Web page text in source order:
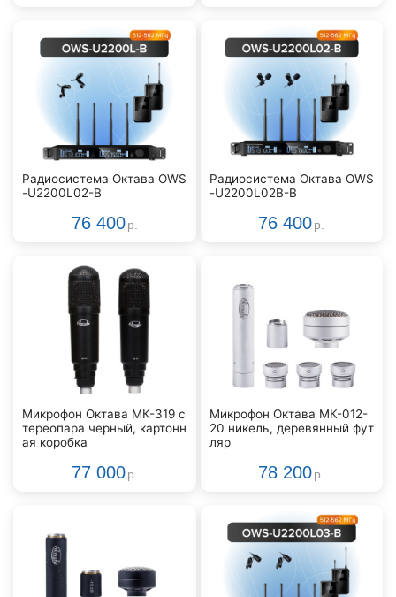
Радиосистема Октава OWS
-U2200L02-B
76 400 р.
Радиосистема Октава OWS
-U2200L02В-B
76 400 р.
Микрофон Октава МК-319 с
тереопара черный, картонн
ая коробка
77 000 р.
Микрофон Октава МК-012-
20 никель, деревянный фут
ляр
78 200 р.